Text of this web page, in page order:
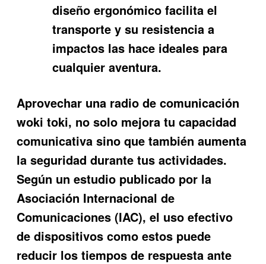
diseño ergonómico facilita el
transporte y su resistencia a
impactos las hace ideales para
cualquier aventura.
Aprovechar una radio de comunicación
woki toki, no solo mejora tu capacidad
comunicativa sino que también aumenta
la seguridad durante tus actividades.
Según un estudio publicado por la
Asociación Internacional de
Comunicaciones (IAC), el uso efectivo
de dispositivos como estos puede
reducir los tiempos de respuesta ante